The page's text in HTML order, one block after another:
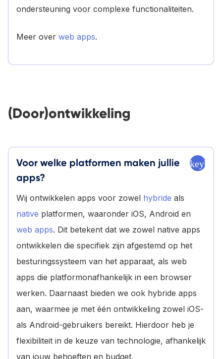
ondersteuning voor complexe functionaliteiten.
Meer over web apps.
(Door)ontwikkeling
Voor welke platformen maken jullie
apps?
Wij ontwikkelen apps voor zowel hybride als
native platformen, waaronder iOS, Android en
web apps. Dit betekent dat we zowel native apps
ontwikkelen die specifiek zijn afgestemd op het
besturingssysteem van het apparaat, als web
apps die platformonafhankelijk in een browser
werken. Daarnaast bieden we ook hybride apps
aan, waarmee je met één ontwikkeling zowel iOS-
als Android-gebruikers bereikt. Hierdoor heb je
flexibiliteit in de keuze van technologie, afhankelijk
van jouw behoeften en budget.